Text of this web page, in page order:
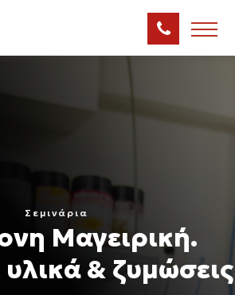
Σεμινάρια
Μαγειρική.
υλικά & ζυμώσεις